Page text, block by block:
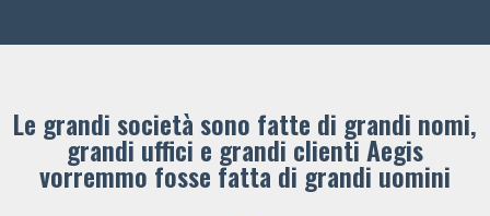
Le grandi società sono fatte di grandi nomi,
grandi uffici e grandi clienti ​Aegis
vorremmo fosse fatta di grandi uomini